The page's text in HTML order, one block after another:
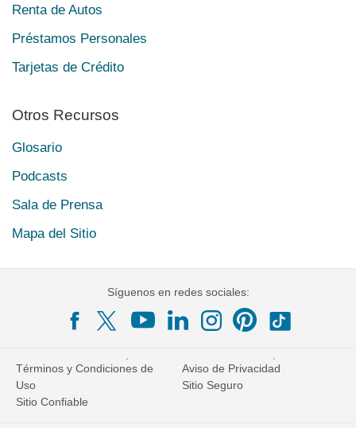
Renta de Autos
Préstamos Personales
Tarjetas de Crédito
Otros Recursos
Glosario
Podcasts
Sala de Prensa
Mapa del Sitio
Síguenos en redes sociales:
Términos y Condiciones de
Uso
Aviso de Privacidad
Sitio Seguro
Sitio Confiable